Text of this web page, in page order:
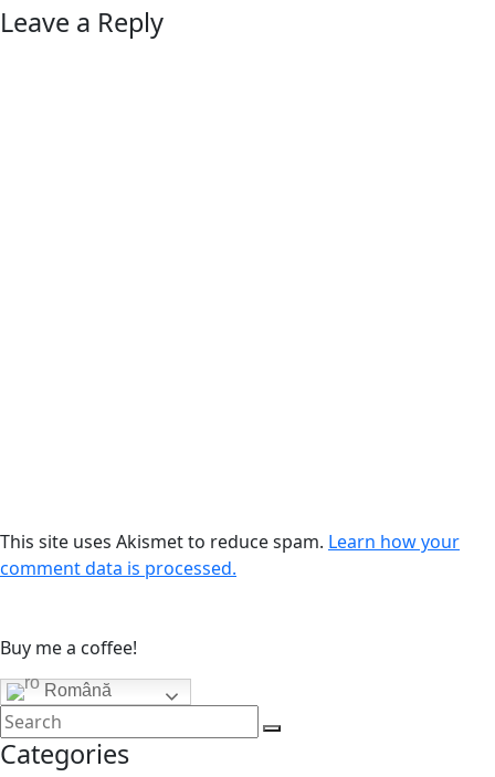
Leave a Reply
This site uses Akismet to reduce spam. Learn how your
comment data is processed.
Buy me a coffee!
Română
Categories